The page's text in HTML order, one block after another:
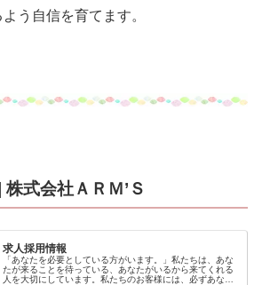
う自信を育てます。
式会社ＡＲＭ’Ｓ
求人採用情報
「あなたを必要としている方がいます。」私たちは、あな
たが来ることを待っている、あなたがいるから来てくれる
人を大切にしています。私たちのお客様には、必ずあなた